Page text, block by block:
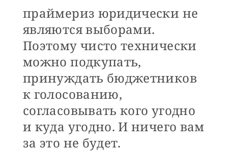
праймериз юридически не
являются выборами.
Поэтому чисто технически
можно подкупать,
принуждать бюджетников
к голосованию,
согласовывать кого угодно
и куда угодно. И ничего вам
за это не будет.